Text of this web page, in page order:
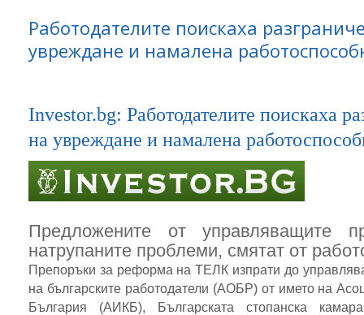
Работодателите поискаха
увреждане и намалена
Investor.bg: Работодателите поискаха
на увреждане и намалена
Предложените от управляващите
натрупаните проблеми, смятат от
Препоръки за реформа на ТЕЛК изпрати до
на българските работодатели (АОБР) от името на
България (АИКБ), Българската стопанска